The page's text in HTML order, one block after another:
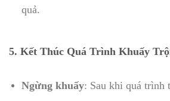
quả.
5. Kết Thúc Quá Trình Khuấy
Ngừng khuấy: Sau khi quá trình